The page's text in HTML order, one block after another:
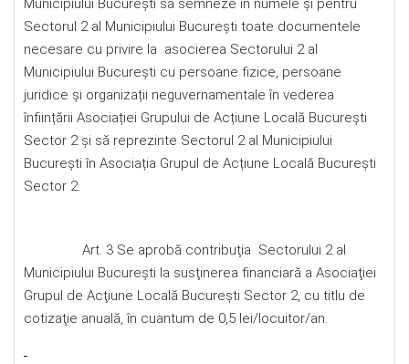
Municipiului București să semneze în numele și pentru
Sectorul 2 al Municipiului București toate documentele
necesare cu privire la asocierea Sectorului 2 al
Municipiului București cu persoane fizice, persoane
juridice și organizații neguvernamentale în vederea
înființării Asociației Grupului de Acțiune Locală București
Sector 2 și să reprezinte Sectorul 2 al Municipiului
București în Asociația Grupul de Acțiune Locală București
Sector 2.
Art. 3 Se aprobă contribuţia Sectorului 2 al
Municipiului București la susţinerea financiară a Asociaţiei
Grupul de Acţiune Locală București Sector 2, cu titlu de
cotizaţie anuală, în cuantum de 0,5 lei/locuitor/an.